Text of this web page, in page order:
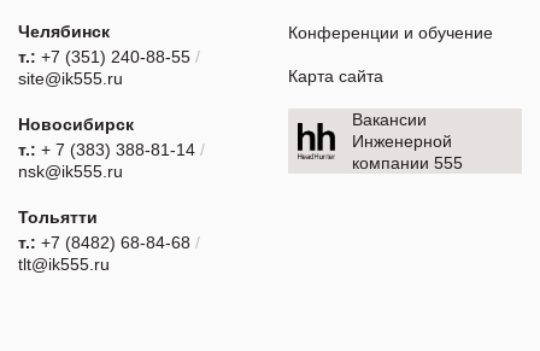
Челябинск
т.: +7 (351) 240-88-55 /
site@ik555.ru
Новосибирск
т.: + 7 (383) 388-81-14 /
nsk@ik555.ru
Тольятти
т.: +7 (8482) 68-84-68 /
tlt@ik555.ru
Конференции и обучение
Карта сайта
Вакансии
Инженерной
компании 555